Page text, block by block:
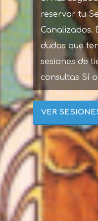
reservar tu
Canalizados.
dudas que
sesiones de
consultas Sí
VER